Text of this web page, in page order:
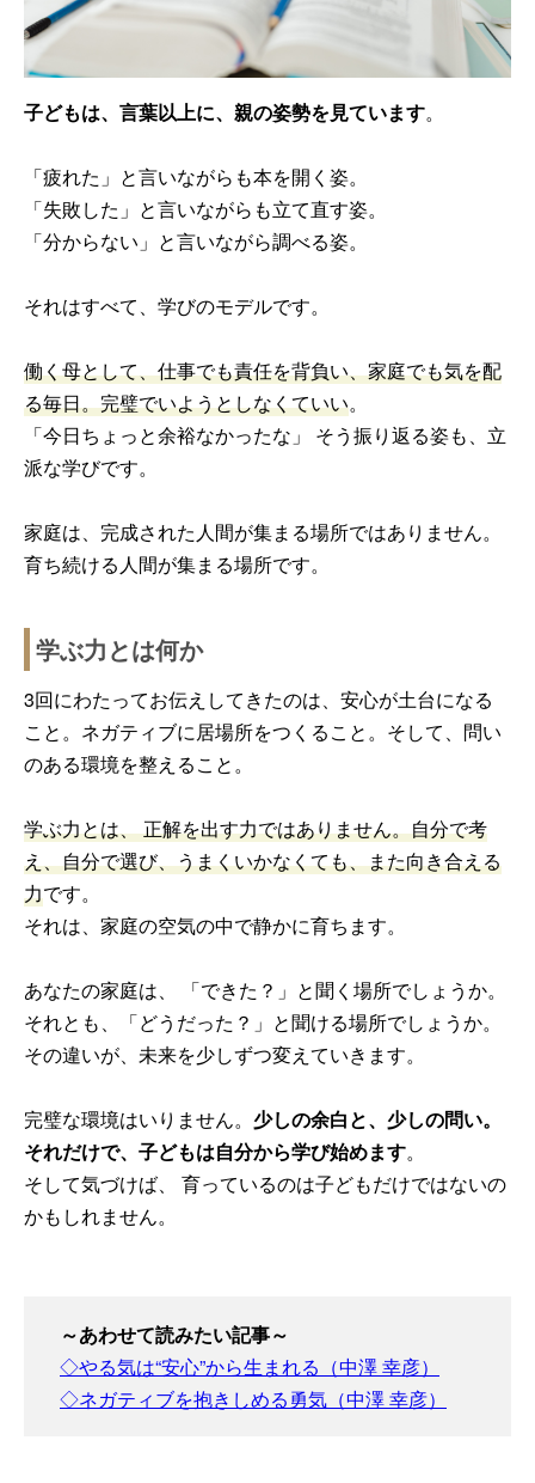
子どもは、言葉以上に、親の姿勢を見ています。
「疲れた」と言いながらも本を開く姿。
「失敗した」と言いながらも立て直す姿。
「分からない」と言いながら調べる姿。
それはすべて、学びのモデルです。
働く母として、仕事でも責任を背負い、家庭でも気を配
る毎日。完璧でいようとしなくていい。
「今日ちょっと余裕なかったな」 そう振り返る姿も、立
派な学びです。
家庭は、完成された人間が集まる場所ではありません。
育ち続ける人間が集まる場所です。
学ぶ力とは何か
3回にわたってお伝えしてきたのは、安心が土台になる
こと。ネガティブに居場所をつくること。そして、問い
のある環境を整えること。
学ぶ力とは、 正解を出す力ではありません。自分で考
え、自分で選び、うまくいかなくても、また向き合える
力です。
それは、家庭の空気の中で静かに育ちます。
あなたの家庭は、 「できた？」と聞く場所でしょうか。
それとも、「どうだった？」と聞ける場所でしょうか。
その違いが、未来を少しずつ変えていきます。
完璧な環境はいりません。 少しの余白と、少しの問い。
それだけで、子どもは自分から学び始めます。
そして気づけば、 育っているのは子どもだけではないの
かもしれません。
～あわせて読みたい記事～
◇やる気は“安心”から生まれる（中澤 幸彦）
◇ネガティブを抱きしめる勇気（中澤 幸彦）